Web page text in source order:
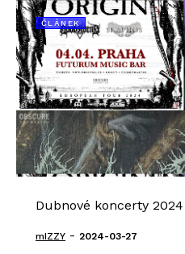
ČLÁNEK
Dubnové koncerty 2024
mIZZY - 2024-03-27